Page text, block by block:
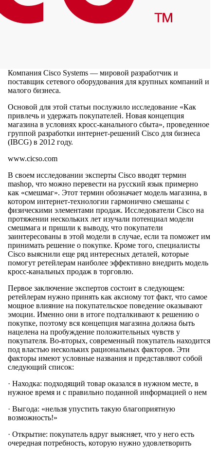
Компания Cisco Systems — мировой разработчик и
поставщик сетевого оборудования для крупных компаний и
малого бизнеса.
Основой для этой статьи послужило исследование «Как
привлечь и удержать покупателей. Новая концепция
магазина в условиях кросс-канального сбыта», проведенное
группой разработки интернет-решений Cisco для бизнеса
(IBCG) в 2012 году.
www.cicso.com
В своем исследовании эксперты Cisco вводят термин
mashop, что можно перевести на русский язык примерно
как «смешмаг». Этот термин обозначает модель магазина, в
котором интернет-технологии гармонично смешаны с
физическими элементами продаж. Исследователи Cisco на
протяжении нескольких лет изучали потенциал модели
смешмага и пришли к выводу, что покупатели
заинтересованы в этой модели в случае, если та поможет им
принимать решение о покупке. Кроме того, специалисты
Cisco выяснили еще ряд интересных деталей, которые
помогут ретейлерам наиболее эффективно внедрить модель
кросс-канальных продаж в торговлю.
Первое заключение экспертов состоит в следующем:
ретейлерам нужно принять как аксиому тот факт, что самое
мощное влияние на покупательское поведение оказывают
эмоции. Именно они в итоге подталкивают к решению о
покупке, поэтому вся концепция магазина должна быть
нацелена на пробуждение положительных чувств у
покупателя. Во-вторых, современный покупатель находится
под властью нескольких рациональных факторов. Эти
факторы имеют условные названия и представляют собой
следующий список:
· Находка: подходящий товар оказался в нужном месте, в
нужное время и с правильно поданной информацией о нем
· Выгода: «нельзя упустить такую благоприятную
возможность!»
· Открытие: покупатель вдруг выясняет, что у него есть
очередная потребность, которую нужно удовлетворить